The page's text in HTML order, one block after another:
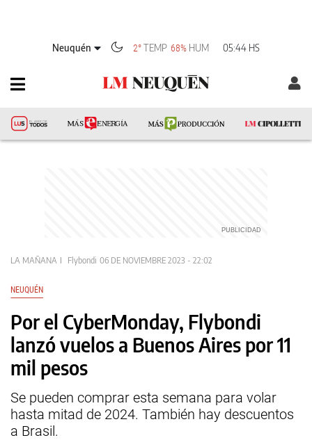
Neuquén 2° TEMP 68% HUM 05:44 HS
LA MAÑANA Flybondi 06 DE NOVIEMBRE 2023 - 22:02
NEUQUÉN
Por el CyberMonday, Flybondi
lanzó vuelos a Buenos Aires por 11
mil pesos
Se pueden comprar esta semana para volar
hasta mitad de 2024. También hay descuentos
a Brasil.